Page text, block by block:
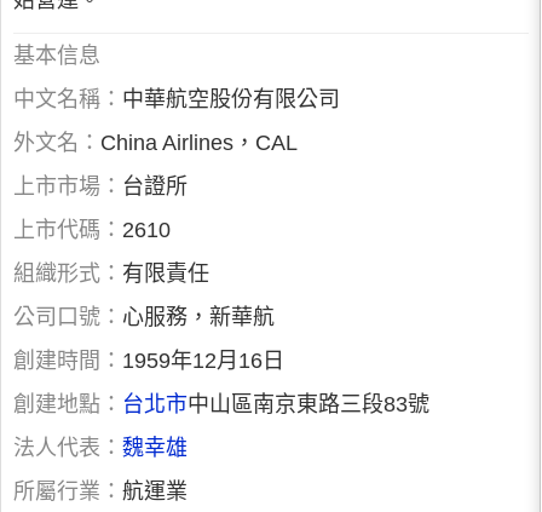
基本信息
中文名稱： 中華航空股份有限公司
外文名： China Airlines，CAL
上市市場： 台證所
上市代碼： 2610
組織形式： 有限責任
公司口號： 心服務，新華航
創建時間： 1959年12月16日
創建地點： 台北市中山區南京東路三段83號
法人代表： 魏幸雄
所屬行業： 航運業